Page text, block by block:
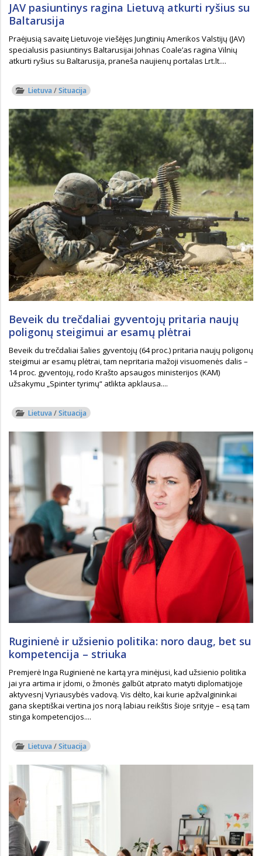
JAV pasiuntinys ragina Lietuvą atkurti ryšius su
Baltarusija
Praėjusią savaitę Lietuvoje viešėjęs Jungtinių Amerikos Valstijų (JAV)
specialusis pasiuntinys Baltarusijai Johnas Coaleʼas ragina Vilnių
atkurti ryšius su Baltarusija, praneša naujienų portalas Lrt.lt....
Lietuva /Situacija
Beveik du trečdaliai gyventojų pritaria naujų
poligonų steigimui ar esamų plėtrai
Beveik du trečdaliai šalies gyventojų (64 proc.) pritaria naujų poligonų
steigimui ar esamų plėtrai, tam nepritaria mažoji visuomenės dalis –
14 proc. gyventojų, rodo Krašto apsaugos ministerijos (KAM)
užsakymu „Spinter tyrimų“ atlikta apklausa....
Lietuva /Situacija
Ruginienė ir užsienio politika: noro daug, bet su
kompetencija – striuka
Premjerė Inga Ruginienė ne kartą yra minėjusi, kad užsienio politika
jai yra artima ir įdomi, o žmonės galbūt atprato matyti diplomatijoje
aktyvesnį Vyriausybės vadovą. Vis dėlto, kai kurie apžvalgininkai
gana skeptiškai vertina jos norą labiau reikštis šioje srityje – esą tam
stinga kompetencijos....
Lietuva /Situacija